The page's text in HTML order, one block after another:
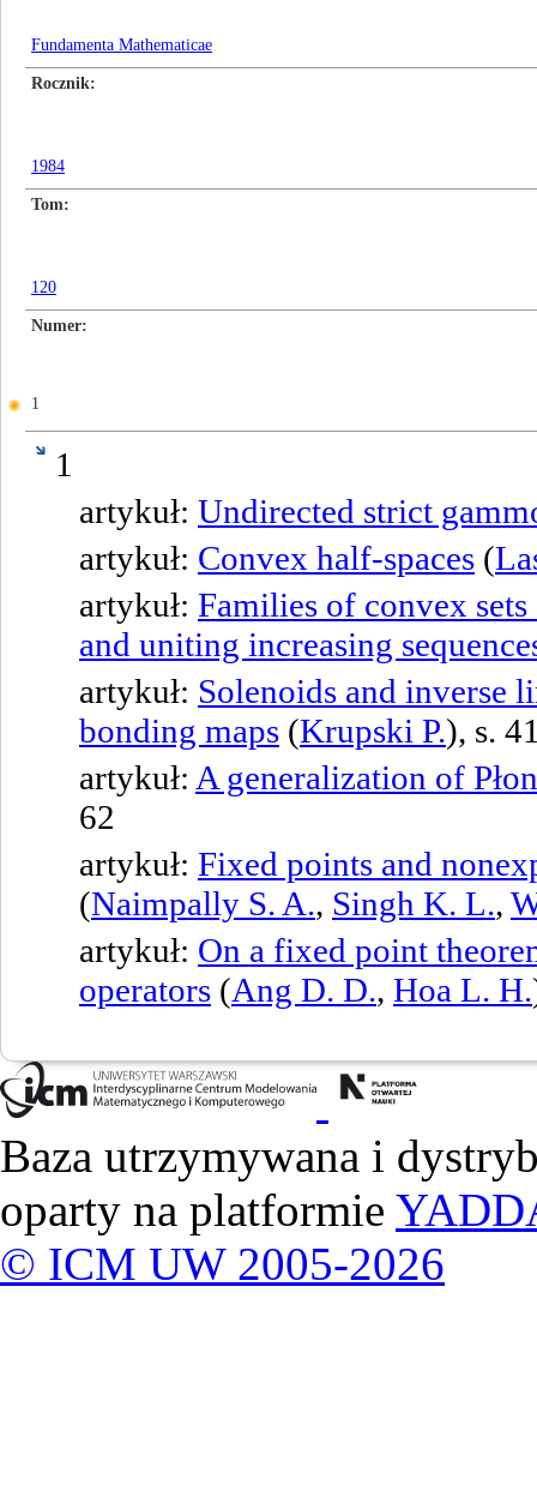
Fundamenta Mathematicae
Rocznik
1984
Tom
120
Numer
1
1
artykuł: Undirected strict
artykuł: Convex half-spaces (
artykuł: Families of convex
and uniting increasing
artykuł: Solenoids and inverse
bonding maps (Krupski P.), s.
artykuł: A generalization of
62
artykuł: Fixed points and
(Naimpally S. A., Singh K. L.,
artykuł: On a fixed point
operators (Ang D. D., Hoa L. H.
Baza utrzymywana i
oparty na platformie
© ICM UW 2005-2026